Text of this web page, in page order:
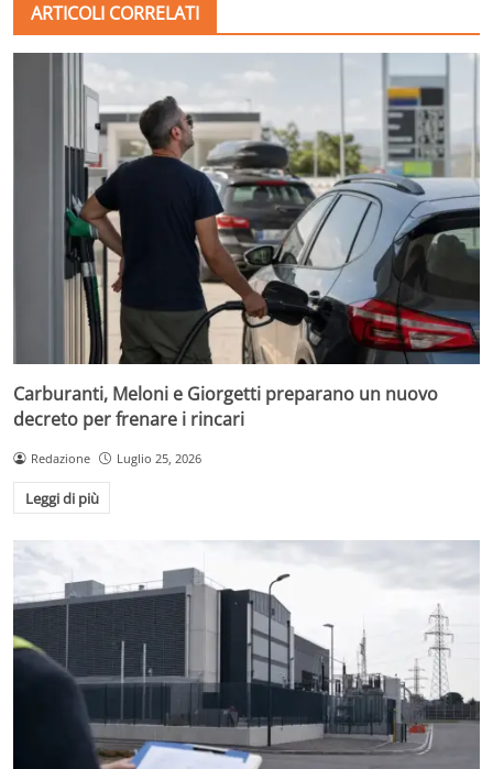
ARTICOLI CORRELATI
Carburanti, Meloni e Giorgetti preparano un nuovo
decreto per frenare i rincari
Redazione Luglio 25, 2026
Leggi di più